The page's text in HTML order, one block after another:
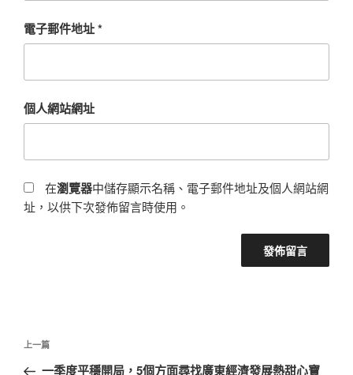
電子郵件地址*
個人網站網址
在瀏覽器中儲存顯示名稱、電子郵件地址及個人網站網
址，以供下次發佈留言時使用。
文
上
一
上一篇
一季度平穩開局，5個方面尋找廣東經濟發展熱甜心寶